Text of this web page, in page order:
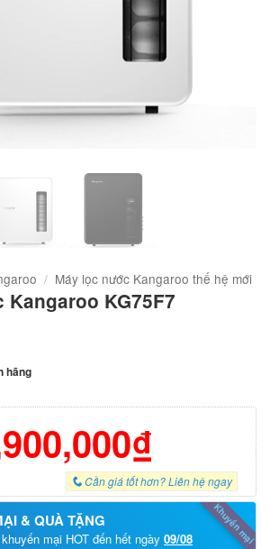
/ Máy lọc nước Kangaroo thế hệ mới
KG75F7
hãng
Cần giá tốt hơn? Liên hệ ngay
Khuyến mại
& QUÀ TẶNG
mại HOT đến hết ngày 09/08